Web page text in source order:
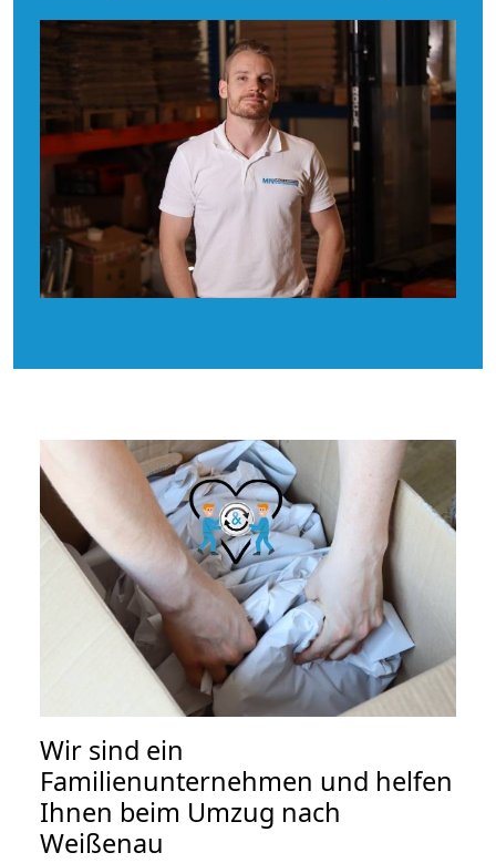
Wir sind ein
Familienunternehmen und helfen
Ihnen beim Umzug nach
Weißenau